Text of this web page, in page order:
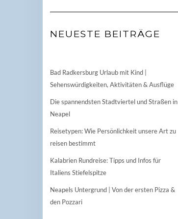
NEUESTE BEITRÄGE
Bad Radkersburg Urlaub mit Kind |
Sehenswürdigkeiten, Aktivitäten & Ausflüge
Die spannendsten Stadtviertel und Straßen in
Neapel
Reisetypen: Wie Persönlichkeit unsere Art zu
reisen bestimmt
Kalabrien Rundreise: Tipps und Infos für
Italiens Stiefelspitze
Neapels Untergrund | Von der ersten Pizza &
den Pozzari